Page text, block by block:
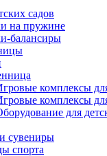
садов
на пружине
балансиры
комплексы
комплексы
для
сувениры
спорта